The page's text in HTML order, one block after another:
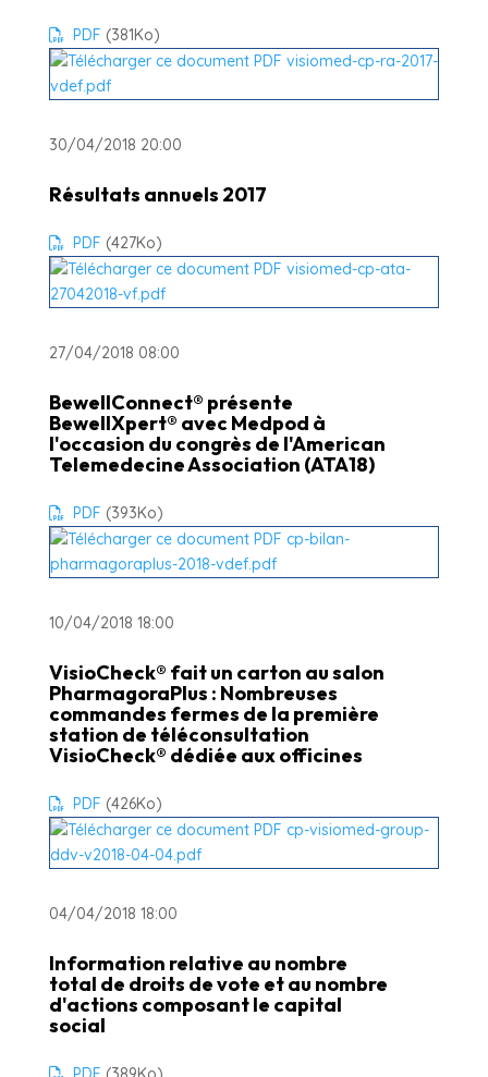
PDF (381Ko)
30/04/2018 20:00
Résultats annuels 2017
PDF (427Ko)
27/04/2018 08:00
BewellConnect® présente
BewellXpert® avec Medpod à
l'occasion du congrès de l'American
Telemedecine Association (ATA18)
PDF (393Ko)
10/04/2018 18:00
VisioCheck® fait un carton au salon
PharmagoraPlus : Nombreuses
commandes fermes de la première
station de téléconsultation
VisioCheck® dédiée aux officines
PDF (426Ko)
04/04/2018 18:00
Information relative au nombre
total de droits de vote et au nombre
d'actions composant le capital
social